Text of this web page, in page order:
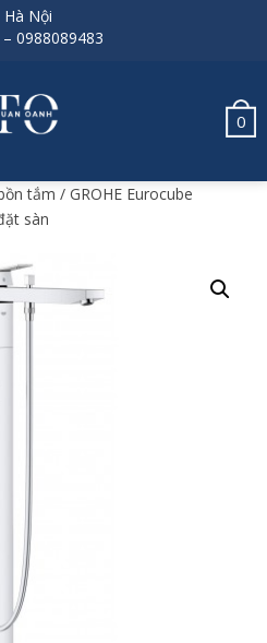
Nội
– 0988089483
0
tắm / GROHE Eurocube
sàn